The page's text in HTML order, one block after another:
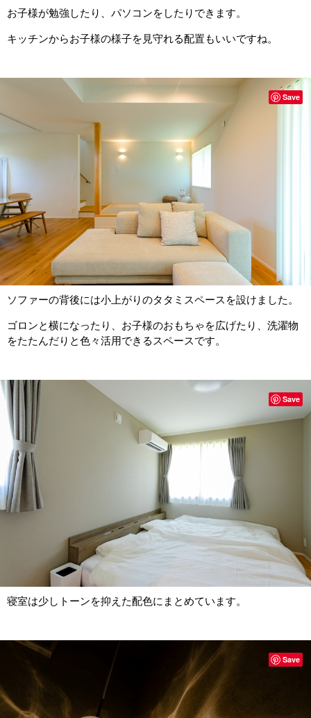
お子様が勉強したり、パソコンをしたりできます。
キッチンからお子様の様子を見守れる配置もいいですね。
ソファーの背後には小上がりのタタミスペースを設けました。
ゴロンと横になったり、お子様のおもちゃを広げたり、洗濯物
をたたんだりと色々活用できるスペースです。
Save
寝室は少しトーンを抑えた配色にまとめています。
Save
Save